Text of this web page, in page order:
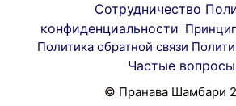
Сотрудничество
конфиденциальности
Политика обратной связи
Частые вопросы
© Пранава Шамбари